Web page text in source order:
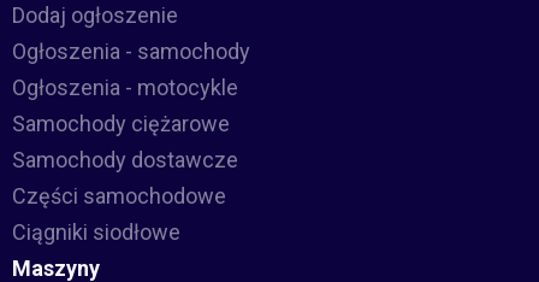
Dodaj ogłoszenie
Ogłoszenia - samochody
Ogłoszenia - motocykle
Samochody ciężarowe
Samochody dostawcze
Części samochodowe
Ciągniki siodłowe
Maszyny